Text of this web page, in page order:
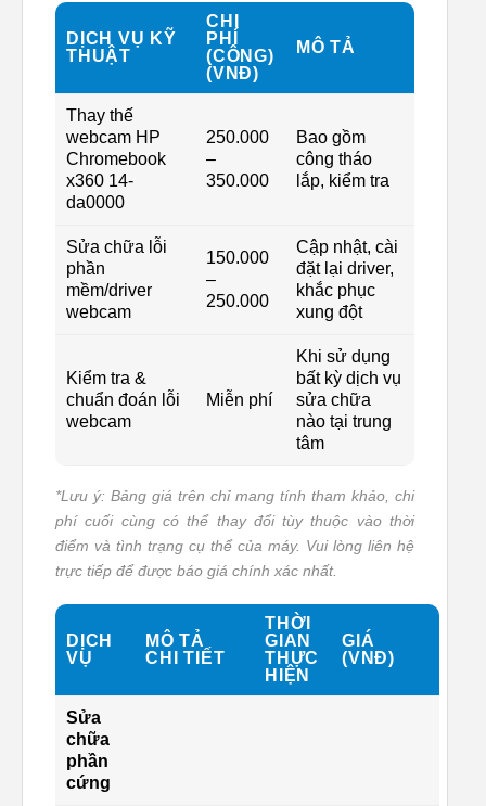
DỊCH VỤ KỸ
THUẬT
CHI
PHÍ
(CÔNG)
(VNĐ)
MÔ TẢ
Thay thế
webcam HP
Chromebook
x360 14-
da0000
250.000
–
350.000
Bao gồm
công tháo
lắp, kiểm tra
Sửa chữa lỗi
phần
mềm/driver
webcam
150.000
–
250.000
Cập nhật, cài
đặt lại driver,
khắc phục
xung đột
Kiểm tra &
chuẩn đoán lỗi
webcam
Miễn phí
Khi sử dụng
bất kỳ dịch vụ
sửa chữa
nào tại trung
tâm
*Lưu ý: Bảng giá trên chỉ mang tính tham khảo, chi
phí cuối cùng có thể thay đổi tùy thuộc vào thời
điểm và tình trạng cụ thể của máy. Vui lòng liên hệ
trực tiếp để được báo giá chính xác nhất.
DỊCH
VỤ
MÔ TẢ
CHI TIẾT
THỜI
GIAN
THỰC
HIỆN
GIÁ
(VNĐ)
Sửa
chữa
phần
cứng